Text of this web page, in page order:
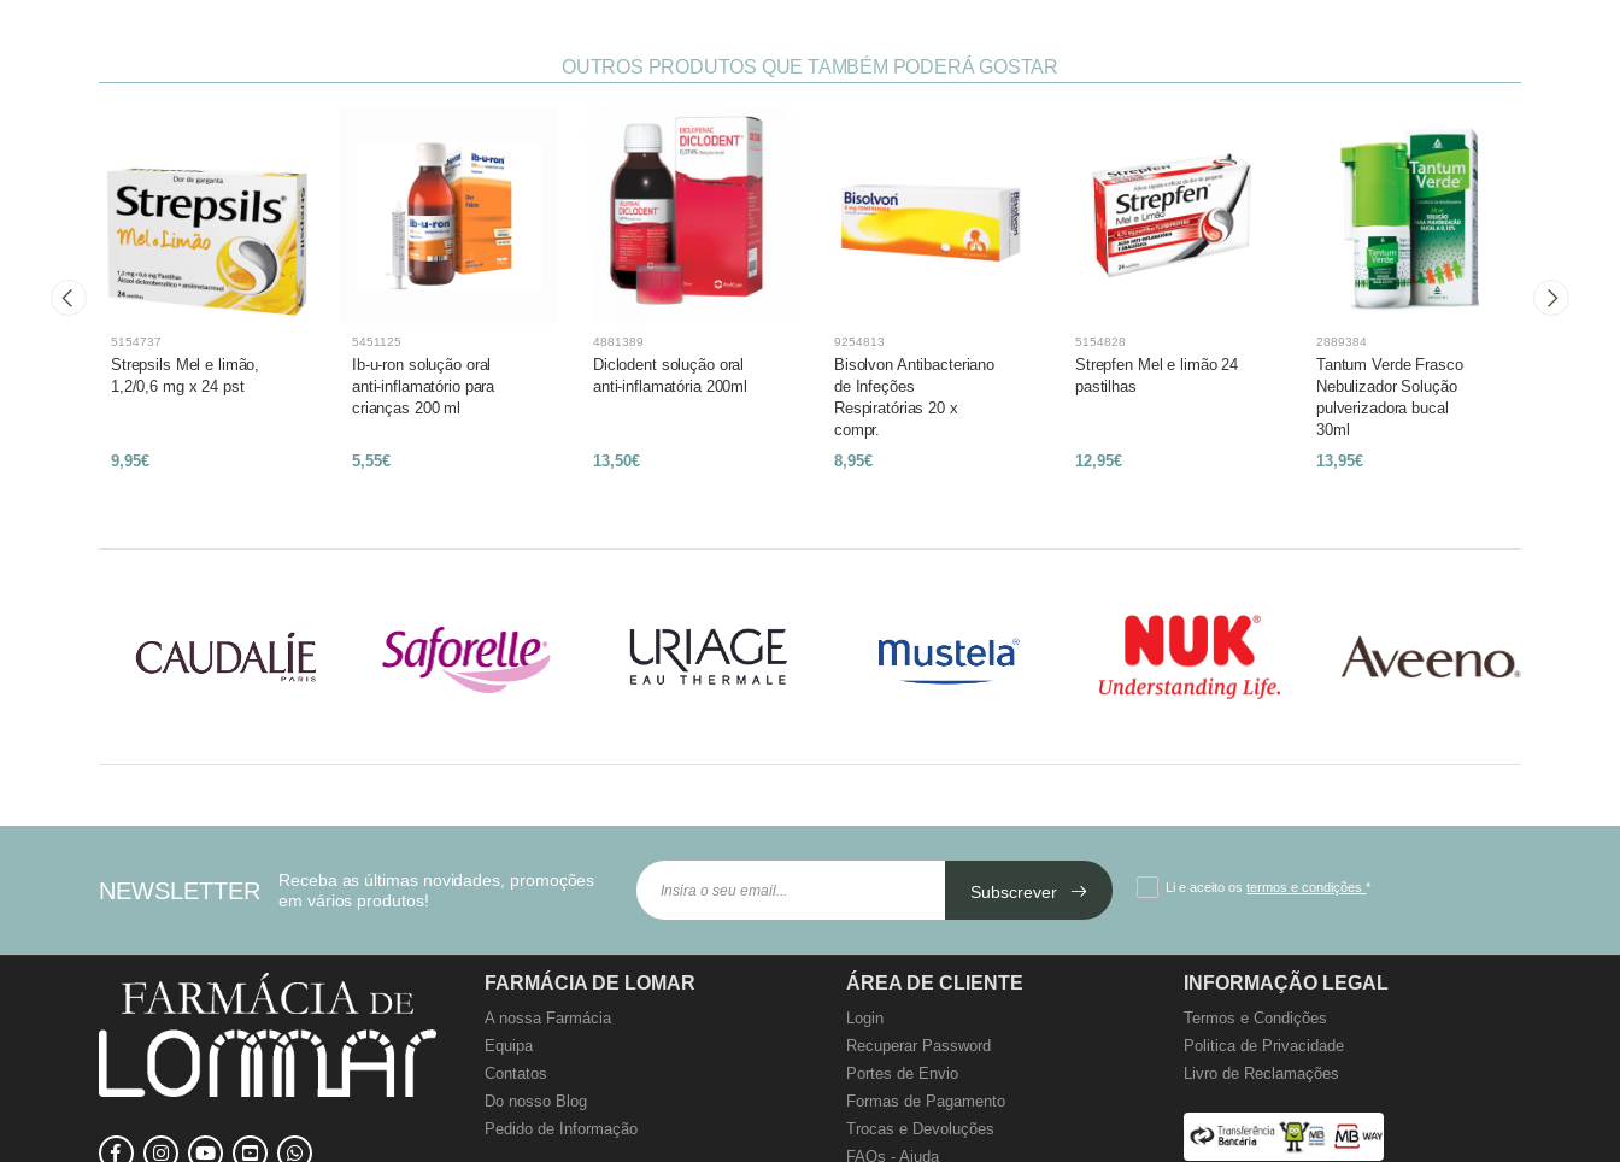
OUTROS PRODUTOS QUE TAMBÉM PODERÁ GOSTAR
5154737
Strepsils Mel e limão,
1,2/0,6 mg x 24 pst
9,95€
5451125
Ib-u-ron solução oral
anti-inflamatório para
crianças 200 ml
5,55€
4881389
Diclodent solução oral
anti-inflamatória 200ml
13,50€
9254813
Bisolvon Antibacteriano
de Infeções
Respiratórias 20 x
compr.
8,95€
5154828
Strepfen Mel e limão 24
pastilhas
12,95€
2889384
Tantum Verde Frasco
Nebulizador Solução
pulverizadora bucal
30ml
13,95€
NEWSLETTER
Receba as últimas novidades, promoções
em vários produtos!
Subscrever Li e aceito ostermos e condições*
FARMÁCIA DE LOMAR
A nossa Farmácia
Equipa
Contatos
Do nosso Blog
Pedido de Informação
ÁREA DE CLIENTE
Login
Recuperar Password
Portes de Envio
Formas de Pagamento
Trocas e Devoluções
FAQs - Ajuda
INFORMAÇÃO LEGAL
Termos e Condições
Politica de Privacidade
Livro de Reclamações